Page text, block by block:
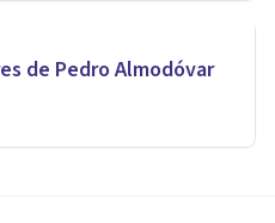
de Pedro Almodóvar